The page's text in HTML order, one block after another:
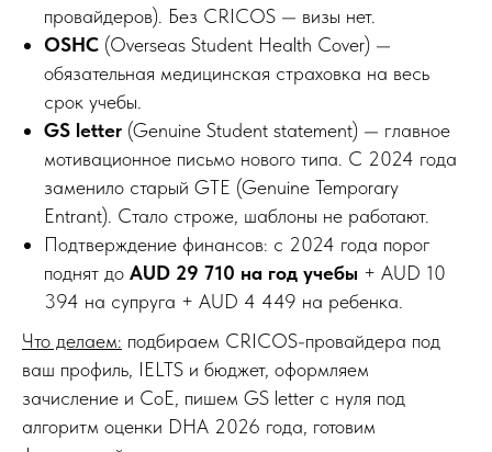
провайдеров). Без CRICOS — визы нет.
OSHC (Overseas Student Health Cover) —
обязательная медицинская страховка на весь
срок учебы.
GS letter (Genuine Student statement) — главное
мотивационное письмо нового типа. С 2024 года
заменило старый GTE (Genuine Temporary
Entrant). Стало строже, шаблоны не работают.
Подтверждение финансов: с 2024 года порог
поднят до AUD 29 710 на год учебы + AUD 10
394 на супруга + AUD 4 449 на ребенка.
Что делаем: подбираем CRICOS-провайдера под
ваш профиль, IELTS и бюджет, оформляем
зачисление и CoE, пишем GS letter с нуля под
алгоритм оценки DHA 2026 года, готовим